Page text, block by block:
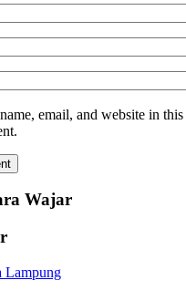
email, and website in
Wajar
Lampung